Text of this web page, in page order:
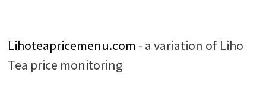
Lihoteapricemenu.com - a variation of Liho
Tea price monitoring